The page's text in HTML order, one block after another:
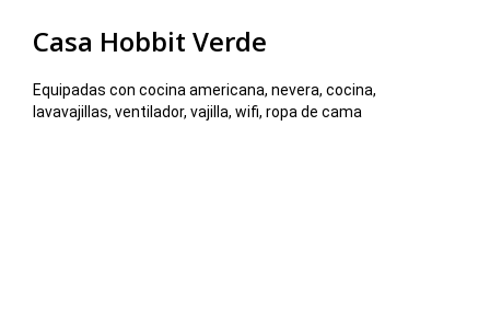
Casa Hobbit Verde
Equipadas con cocina americana, nevera, cocina,
lavavajillas, ventilador, vajilla, wifi, ropa de cama